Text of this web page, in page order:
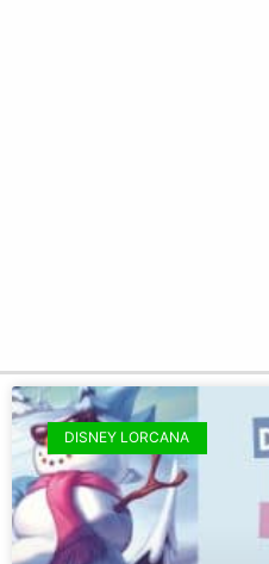
DISNEY LORCANA